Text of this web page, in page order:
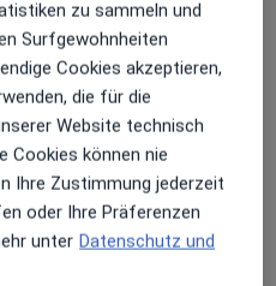
Tätigkeitsschwerpunkte
und Digitaler
(Tätigkeitsschwerpunkt
zu sammeln und
Surfgewohnheiten
Cookies akzeptieren,
die für die
Website technisch
Cookies können nie
Ihre Zustimmung jederzeit
oder Ihre Präferenzen
unter Datenschutz und